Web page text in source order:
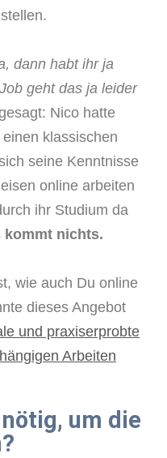
dann habt ihr ja
geht das ja leider
Nico hatte
klassischen
seine Kenntnisse
online arbeiten
ihr Studium da
kommt nichts.
wie auch Du online
dieses Angebot
und praxiserprobte
Arbeiten
um die